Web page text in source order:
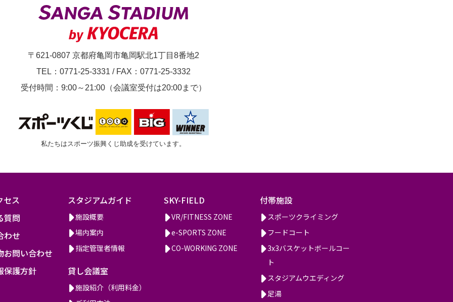
〒621-0807 京都府亀岡市亀岡駅北1丁目8番地2
TEL：0771-25-3331 / FAX：0771-25-3332
受付時間：9:00～21:00（会議室受付は20:00まで）
私たちはスポーツ振興くじ助成を受けています。
セス
質問
わせ
お問い合わせ
保護方針
スタジアムガイド
施設概要
場内案内
指定管理者情報
貸し会議室
施設紹介（利用料金）
SKY-FIELD
VR/FITNESS ZONE
e-SPORTS ZONE
CO-WORKING ZONE
付帯施設
スポーツクライミング
フードコート
3x3バスケットボールコー
ト
スタジアムウエディング
足湯